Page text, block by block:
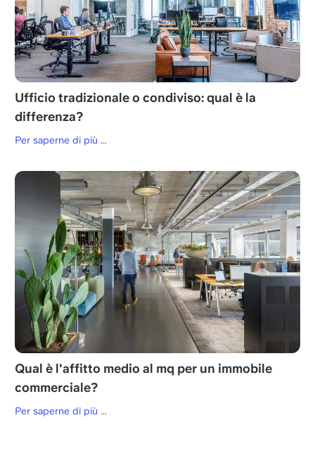
Ufficio tradizionale o condiviso: qual è la
differenza?
Per saperne di più ...
Qual è l'affitto medio al mq per un immobile
commerciale?
Per saperne di più ...